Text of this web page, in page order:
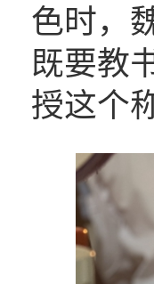
色时，
既要教
授这个